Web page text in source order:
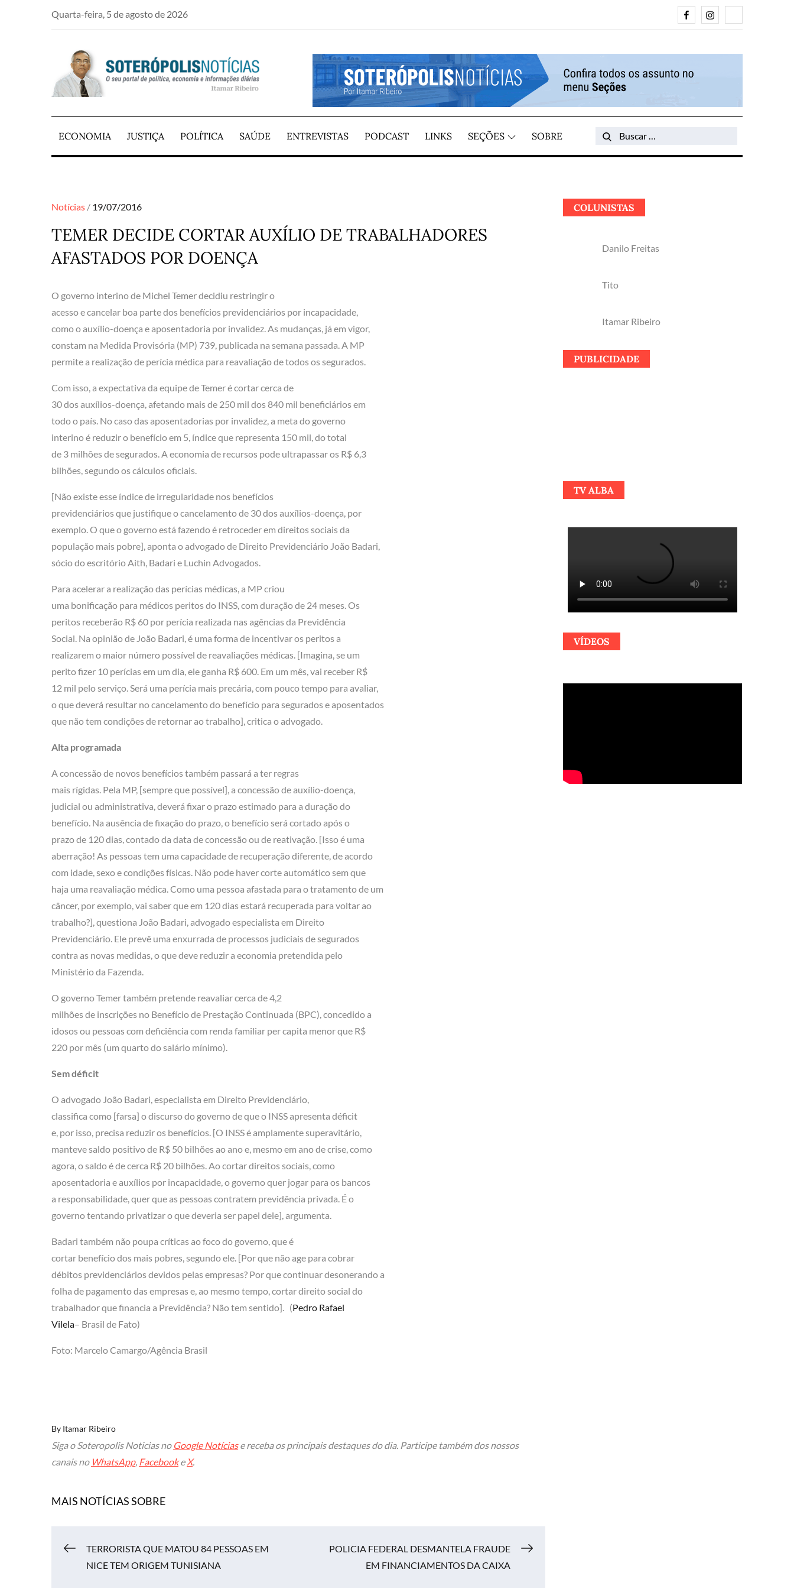
Quarta-feira, 5 de agosto de 2026 FacebookInstagram
SOTERÓPOLIS NOTÍCIAS
PORTAL DE NOTÍCIAS DE SALVADOR E REGIÃO, POR ITAMAR RIBEIRO
ECONOMIA JUSTIÇA POLÍTICA SAÚDE ENTREVISTAS PODCAST LINKS SEÇÕES SOBRE
Search
Search
Notícias Posted
19/07/2016
TEMER DECIDE CORTAR AUXÍLIO DE TRABALHADORES
AFASTADOS POR DOENÇA
O governo interino de Michel Temer decidiu restringir o
acesso e cancelar boa parte dos benefícios previdenciários por incapacidade,
como o auxílio-doença e aposentadoria por invalidez. As mudanças, já em vigor,
constam na Medida Provisória (MP) 739, publicada na semana passada. A MP
permite a realização de perícia médica para reavaliação de todos os segurados.
Com isso, a expectativa da equipe de Temer é cortar cerca de
30 dos auxílios-doença, afetando mais de 250 mil dos 840 mil beneficiários em
todo o país. No caso das aposentadorias por invalidez, a meta do governo
interino é reduzir o benefício em 5, índice que representa 150 mil, do total
de 3 milhões de segurados. A economia de recursos pode ultrapassar os R$ 6,3
bilhões, segundo os cálculos oficiais.
[Não existe esse índice de irregularidade nos benefícios
previdenciários que justifique o cancelamento de 30 dos auxílios-doença, por
exemplo. O que o governo está fazendo é retroceder em direitos sociais da
população mais pobre], aponta o advogado de Direito Previdenciário João Badari,
sócio do escritório Aith, Badari e Luchin Advogados.
Para acelerar a realização das perícias médicas, a MP criou
uma bonificação para médicos peritos do INSS, com duração de 24 meses. Os
peritos receberão R$ 60 por perícia realizada nas agências da Previdência
Social. Na opinião de João Badari, é uma forma de incentivar os peritos a
realizarem o maior número possível de reavaliações médicas. [Imagina, se um
perito fizer 10 perícias em um dia, ele ganha R$ 600. Em um mês, vai receber R$
12 mil pelo serviço. Será uma perícia mais precária, com pouco tempo para avaliar,
o que deverá resultar no cancelamento do benefício para segurados e aposentados
que não tem condições de retornar ao trabalho], critica o advogado.
Alta programada
A concessão de novos benefícios também passará a ter regras
mais rígidas. Pela MP, [sempre que possível], a concessão de auxílio-doença,
judicial ou administrativa, deverá fixar o prazo estimado para a duração do
benefício. Na ausência de fixação do prazo, o benefício será cortado após o
prazo de 120 dias, contado da data de concessão ou de reativação. [Isso é uma
aberração! As pessoas tem uma capacidade de recuperação diferente, de acordo
com idade, sexo e condições físicas. Não pode haver corte automático sem que
haja uma reavaliação médica. Como uma pessoa afastada para o tratamento de um
câncer, por exemplo, vai saber que em 120 dias estará recuperada para voltar ao
trabalho?], questiona João Badari, advogado especialista em Direito
Previdenciário. Ele prevê uma enxurrada de processos judiciais de segurados
contra as novas medidas, o que deve reduzir a economia pretendida pelo
Ministério da Fazenda.
O governo Temer também pretende reavaliar cerca de 4,2
milhões de inscrições no Benefício de Prestação Continuada (BPC), concedido a
idosos ou pessoas com deficiência com renda familiar per capita menor que R$
220 por mês (um quarto do salário mínimo).
Sem déficit
O advogado João Badari, especialista em Direito Previdenciário,
classifica como [farsa] o discurso do governo de que o INSS apresenta déficit
e, por isso, precisa reduzir os benefícios. [O INSS é amplamente superavitário,
manteve saldo positivo de R$ 50 bilhões ao ano e, mesmo em ano de crise, como
agora, o saldo é de cerca R$ 20 bilhões. Ao cortar direitos sociais, como
aposentadoria e auxílios por incapacidade, o governo quer jogar para os bancos
a responsabilidade, quer que as pessoas contratem previdência privada. É o
governo tentando privatizar o que deveria ser papel dele], argumenta.
Badari também não poupa críticas ao foco do governo, que é
cortar benefício dos mais pobres, segundo ele. [Por que não age para cobrar
débitos previdenciários devidos pelas empresas? Por que continuar desonerando a
folha de pagamento das empresas e, ao mesmo tempo, cortar direito social do
trabalhador que financia a Previdência? Não tem sentido]. (Pedro Rafael
Vilela– Brasil de Fato)
Foto: Marcelo Camargo/Agência Brasil
By Itamar Ribeiro
Siga o Soteropolis Noticias no Google Notíciase receba os principais destaques do dia. Participe também dos nossos
canais no WhatsApp, FacebookeX.
MAIS NOTÍCIAS SOBRE
Navegação
TERRORISTA QUE MATOU 84 PESSOAS EM
NICE TEM ORIGEM TUNISIANA
POLICIA FEDERAL DESMANTELA FRAUDE
EM FINANCIAMENTOS DA CAIXA
COLUNISTAS
Danilo Freitas
Tito
Itamar Ribeiro
PUBLICIDADE
TV ALBA
VÍDEOS